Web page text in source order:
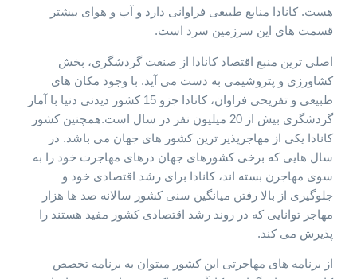
هست. کانادا منابع طبیعی فراوانی دارد و آب و هوای بیشتر
قسمت های این سرزمین سرد است.
اصلی ترین منبع اقتصاد کانادا از صنعت گردشگری، بخش
کشاورزی و پتروشیمی به دست می آید. با وجود مکان های
طبیعی و تفریحی فراوان، کانادا جزو 15 کشور دیدنی دنیا با آمار
گردشگری بیش از 20 میلیون نفر در سال است.همچنین کشور
کانادا یکی از مهاجرپذیر ترین کشور های جهان می باشد. در
سال هایی که برخی کشورهای جهان درهای مهاجرت خود را به
سوی مهاجرن بسته اند، کانادا برای رشد اقتصادی خود و
جلوگیری از بالا رفتن میانگین سنی کشور سالانه صد ها هزار
مهاجر توانایی که در روند رشد اقتصادی کشور مفید هستند را
پذیرش می کند.
از برنامه های مهاجرتی این کشور میتوان به برنامه تخصص